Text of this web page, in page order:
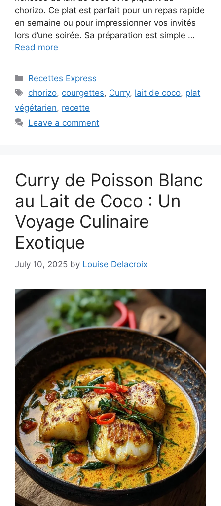
chorizo. Ce plat est parfait pour un repas rapide
en semaine ou pour impressionner vos invités
lors d’une soirée. Sa préparation est simple …
Read more
Categories
Recettes Express
Tags
chorizo, courgettes, Curry, lait de coco, plat
végétarien, recette
Leave a comment
Curry de Poisson Blanc
au Lait de Coco : Un
Voyage Culinaire
Exotique
July 10, 2025 by Louise Delacroix